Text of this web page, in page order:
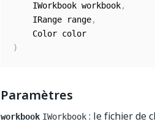
	IWorkbook workbook
,
	IRange range
,
)
Paramètres
workbook IWorkbook : le fichier de